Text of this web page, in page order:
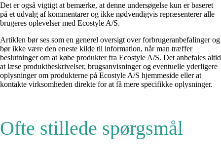
Det er også vigtigt at bemærke, at denne undersøgelse kun er baseret
på et udvalg af kommentarer og ikke nødvendigvis repræsenterer alle
brugeres oplevelser med Ecostyle A/S.
Artiklen bør ses som en generel oversigt over forbrugeranbefalinger og
bør ikke være den eneste kilde til information, når man træffer
beslutninger om at købe produkter fra Ecostyle A/S. Det anbefales altid
at læse produktbeskrivelser, brugsanvisninger og eventuelle yderligere
oplysninger om produkterne på Ecostyle A/S hjemmeside eller at
kontakte virksomheden direkte for at få mere specifikke oplysninger.
Ofte stillede spørgsmål